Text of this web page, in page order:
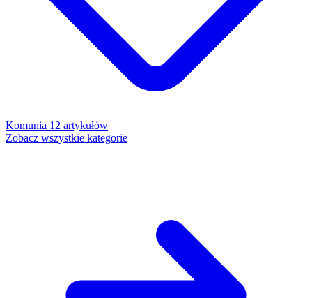
Komunia 12 artykułów
Zobacz wszystkie kategorie